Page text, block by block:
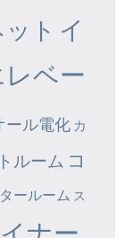
ト イ
レベー
ール電化 カ
ルーム コ
ールーム ス